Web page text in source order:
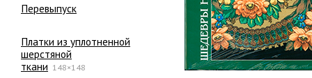
Перевыпуск
Платки из уплотненной
шерстяной
ткани 148×148